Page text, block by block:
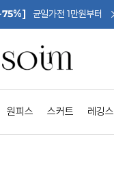
균일가전 1만원부터
원피스 스커트 레깅스